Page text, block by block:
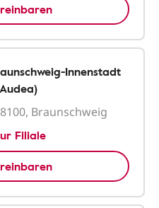
Innenstadt
Braunschweig
Filiale